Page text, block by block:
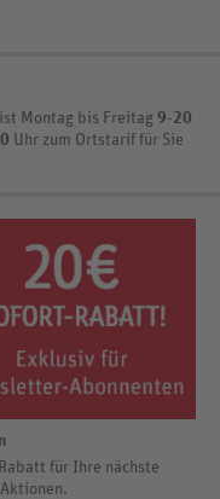
ist Montag bis Freitag 9-20
Uhr zum Ortstarif für Sie
für Ihre nächste